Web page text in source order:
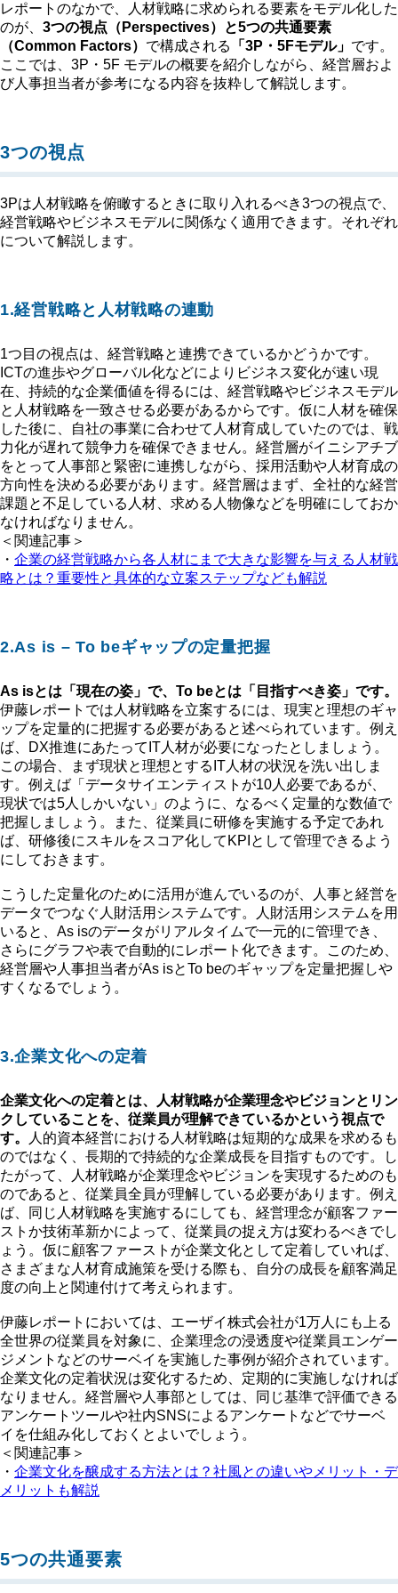
レポートのなかで、人材戦略に求められる要素をモデル化した
のが、 3つの視点（Perspectives）と5つの共通要素
（Common Factors） で構成される 「3P・5Fモデル」 です。
ここでは、3P・5F モデルの概要を紹介しながら、経営層およ
び人事担当者が参考になる内容を抜粋して解説します。
3つの視点
3Pは人材戦略を俯瞰するときに取り入れるべき3つの視点で、
経営戦略やビジネスモデルに関係なく適用できます。それぞれ
について解説します。
1.経営戦略と人材戦略の連動
1つ目の視点は、経営戦略と連携できているかどうかです。
ICTの進歩やグローバル化などによりビジネス変化が速い現
在、持続的な企業価値を得るには、経営戦略やビジネスモデル
と人材戦略を一致させる必要があるからです。仮に人材を確保
した後に、自社の事業に合わせて人材育成していたのでは、戦
力化が遅れて競争力を確保できません。経営層がイニシアチブ
をとって人事部と緊密に連携しながら、採用活動や人材育成の
方向性を決める必要があります。経営層はまず、全社的な経営
課題と不足している人材、求める人物像などを明確にしておか
なければなりません。
＜関連記事＞
・ 企業の経営戦略から各人材にまで大きな影響を与える人材戦
略とは？重要性と具体的な立案ステップなども解説
2.As is – To beギャップの定量把握
As isとは「現在の姿」で、To beとは「目指すべき姿」です。
伊藤レポートでは人材戦略を立案するには、現実と理想のギャ
ップを定量的に把握する必要があると述べられています。例え
ば、DX推進にあたってIT人材が必要になったとしましょう。
この場合、まず現状と理想とするIT人材の状況を洗い出しま
す。例えば「データサイエンティストが10人必要であるが、
現状では5人しかいない」のように、なるべく定量的な数値で
把握しましょう。また、従業員に研修を実施する予定であれ
ば、研修後にスキルをスコア化してKPIとして管理できるよう
にしておきます。
こうした定量化のために活用が進んでいるのが、人事と経営を
データでつなぐ人財活用システムです。人財活用システムを用
いると、As isのデータがリアルタイムで一元的に管理でき、
さらにグラフや表で自動的にレポート化できます。このため、
経営層や人事担当者がAs isとTo beのギャップを定量把握しや
すくなるでしょう。
3.企業文化への定着
企業文化への定着とは、人材戦略が企業理念やビジョンとリン
クしていることを、従業員が理解できているかという視点で
す。
人的資本経営における人材戦略は短期的な成果を求めるも
のではなく、長期的で持続的な企業成長を目指すものです。し
たがって、人材戦略が企業理念やビジョンを実現するためのも
のであると、従業員全員が理解している必要があります。例え
ば、同じ人材戦略を実施するにしても、経営理念が顧客ファー
ストか技術革新かによって、従業員の捉え方は変わるべきでし
ょう。仮に顧客ファーストが企業文化として定着していれば、
さまざまな人材育成施策を受ける際も、自分の成長を顧客満足
度の向上と関連付けて考えられます。
伊藤レポートにおいては、エーザイ株式会社が1万人にも上る
全世界の従業員を対象に、企業理念の浸透度や従業員エンゲー
ジメントなどのサーベイを実施した事例が紹介されています。
企業文化の定着状況は変化するため、定期的に実施しなければ
なりません。経営層や人事部としては、同じ基準で評価できる
アンケートツールや社内SNSによるアンケートなどでサーベ
イを仕組み化しておくとよいでしょう。
＜関連記事＞
・ 企業文化を醸成する方法とは？社風との違いやメリット・デ
メリットも解説
5つの共通要素